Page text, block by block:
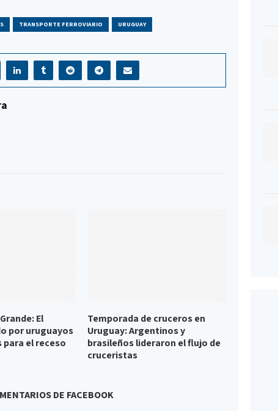
TRANSPORTE FERROVIARIO URUGUAY
El
por uruguayos
para el receso
Temporada de cruceros en
Uruguay: Argentinos y
brasileños lideraron el flujo de
cruceristas
DE FACEBOOK